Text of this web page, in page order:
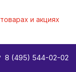
товарах и акциях
8 (495) 544-02-02